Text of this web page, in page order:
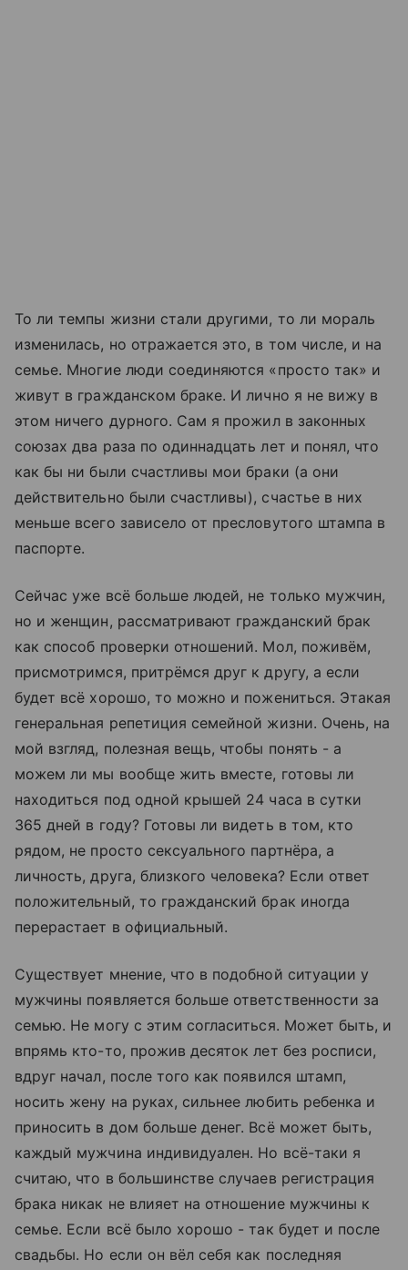
То ли темпы жизни стали другими, то ли мораль
изменилась, но отражается это, в том числе, и на
семье. Многие люди соединяются «просто так» и
живут в гражданском браке. И лично я не вижу в
этом ничего дурного. Сам я прожил в законных
союзах два раза по одиннадцать лет и понял, что
как бы ни были счастливы мои браки (а они
действительно были счастливы), счастье в них
меньше всего зависело от пресловутого штампа в
паспорте.
Сейчас уже всё больше людей, не только мужчин,
но и женщин, рассматривают гражданский брак
как способ проверки отношений. Мол, поживём,
присмотримся, притрёмся друг к другу, а если
будет всё хорошо, то можно и пожениться. Этакая
генеральная репетиция семейной жизни. Очень, на
мой взгляд, полезная вещь, чтобы понять - а
можем ли мы вообще жить вместе, готовы ли
находиться под одной крышей 24 часа в сутки
365 дней в году? Готовы ли видеть в том, кто
рядом, не просто сексуального партнёра, а
личность, друга, близкого человека? Если ответ
положительный, то гражданский брак иногда
перерастает в официальный.
Существует мнение, что в подобной ситуации у
мужчины появляется больше ответственности за
семью. Не могу с этим согласиться. Может быть, и
впрямь кто-то, прожив десяток лет без росписи,
вдруг начал, после того как появился штамп,
носить жену на руках, сильнее любить ребенка и
приносить в дом больше денег. Всё может быть,
каждый мужчина индивидуален. Но всё-таки я
считаю, что в большинстве случаев регистрация
брака никак не влияет на отношение мужчины к
семье. Если всё было хорошо - так будет и после
свадьбы. Но если он вёл себя как последняя